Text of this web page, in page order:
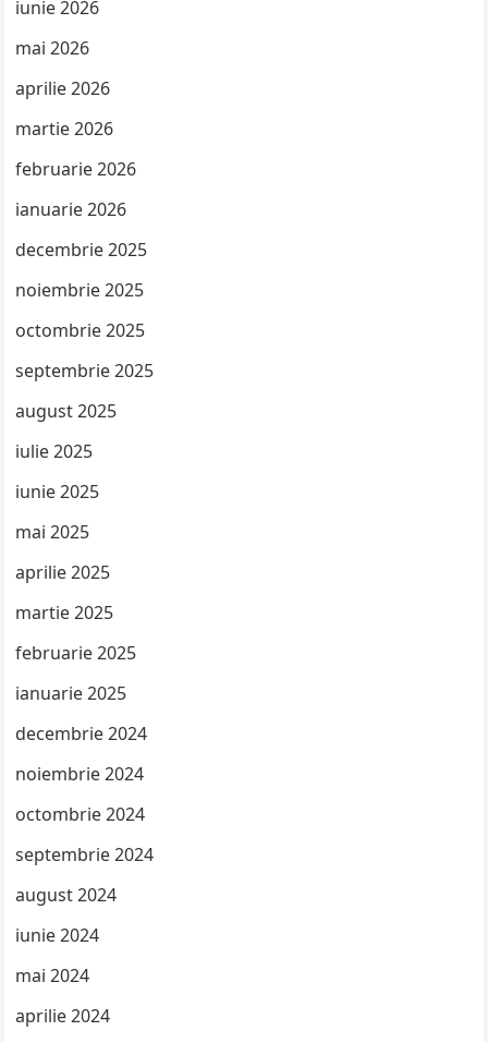
iunie 2026
mai 2026
aprilie 2026
martie 2026
februarie 2026
ianuarie 2026
decembrie 2025
noiembrie 2025
octombrie 2025
septembrie 2025
august 2025
iulie 2025
iunie 2025
mai 2025
aprilie 2025
martie 2025
februarie 2025
ianuarie 2025
decembrie 2024
noiembrie 2024
octombrie 2024
septembrie 2024
august 2024
iunie 2024
mai 2024
aprilie 2024